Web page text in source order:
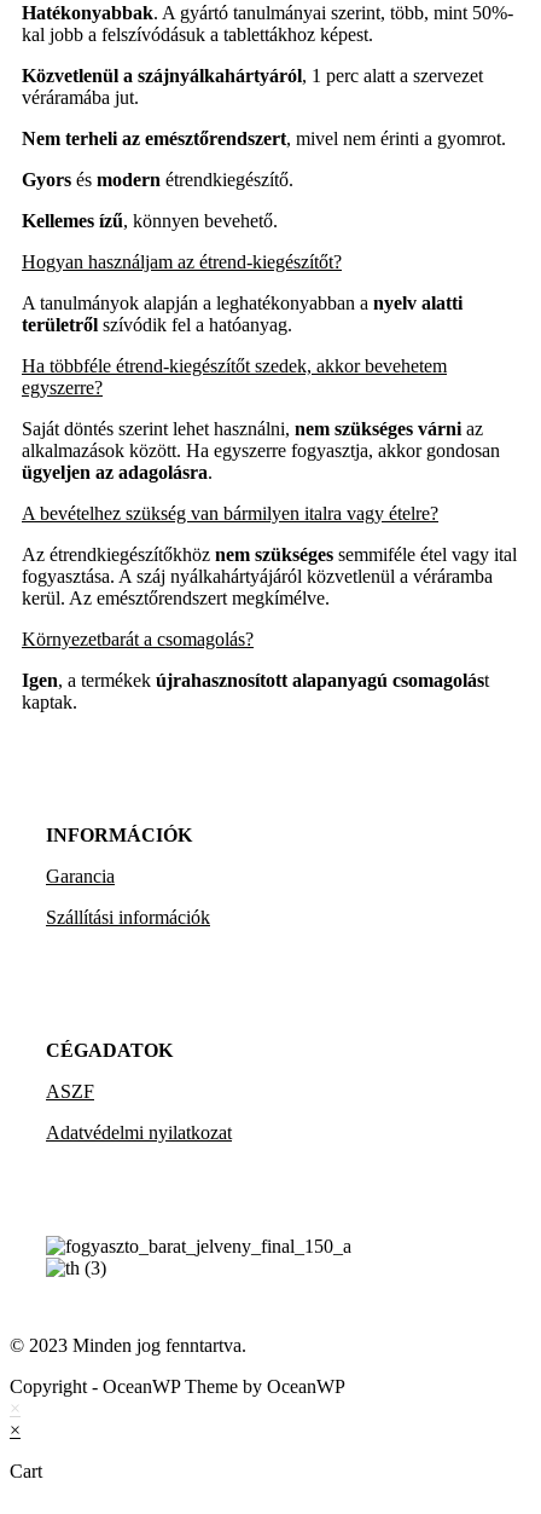
Hatékonyabbak. A gyártó tanulmányai szerint, több, mint 50%-
kal jobb a felszívódásuk a tablettákhoz képest.
Közvetlenül a szájnyálkahártyáról, 1 perc alatt a szervezet
véráramába jut.
Nem terheli az emésztőrendszert, mivel nem érinti a gyomrot.
Gyors és modern étrendkiegészítő.
Kellemes ízű, könnyen bevehető.
Hogyan használjam az étrend-kiegészítőt?
A tanulmányok alapján a leghatékonyabban a nyelv alatti
területről szívódik fel a hatóanyag.
Ha többféle étrend-kiegészítőt szedek, akkor bevehetem
egyszerre?
Saját döntés szerint lehet használni, nem szükséges várni az
alkalmazások között. Ha egyszerre fogyasztja, akkor gondosan
ügyeljen az adagolásra.
A bevételhez szükség van bármilyen italra vagy ételre?
Az étrendkiegészítőkhöz nem szükséges semmiféle étel vagy ital
fogyasztása. A száj nyálkahártyájáról közvetlenül a véráramba
kerül. Az emésztőrendszert megkímélve.
Környezetbarát a csomagolás?
Igen, a termékek újrahasznosított alapanyagú csomagolást
kaptak.
INFORMÁCIÓK
Garancia
Szállítási információk
CÉGADATOK
ASZF
Adatvédelmi nyilatkozat
© 2023 Minden jog fenntartva.
Copyright - OceanWP Theme by OceanWP
×
×
Cart